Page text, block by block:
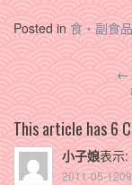
Posted in食‧副食
Post
navigation
←
This article has 6
小子娘表示:
2011-05-